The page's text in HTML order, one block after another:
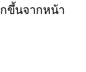
ขึ้นจากหน้า